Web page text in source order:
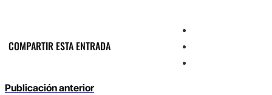
COMPARTIR ESTA ENTRADA
Publicación anterior